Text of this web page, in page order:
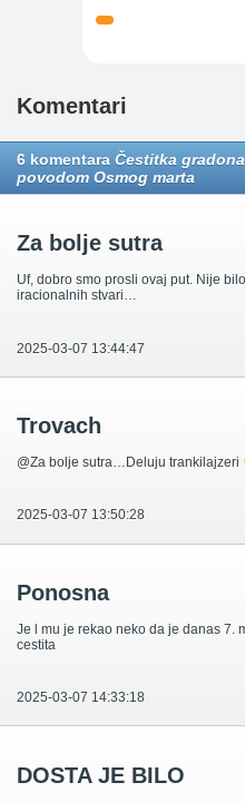
Komentari
6 komentara Čestitka
povodom Osmog marta
Za bolje sutra
Uf, dobro smo prosli ovaj put. Nije
iracionalnih stvari…
2025-03-07 13:44:47
Trovach
@Za bolje sutra…Deluju trankilajzeri
2025-03-07 13:50:28
Ponosna
Je l mu je rekao neko da je danas 7.
cestita
2025-03-07 14:33:18
DOSTA JE BILO